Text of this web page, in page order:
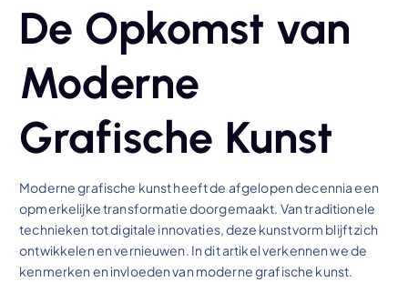
De Opkomst van
Moderne
Grafische Kunst
Moderne grafische kunst heeft de afgelopen decennia een
opmerkelijke transformatie doorgemaakt. Van traditionele
technieken tot digitale innovaties, deze kunstvorm blijft zich
ontwikkelen en vernieuwen. In dit artikel verkennen we de
kenmerken en invloeden van moderne grafische kunst.